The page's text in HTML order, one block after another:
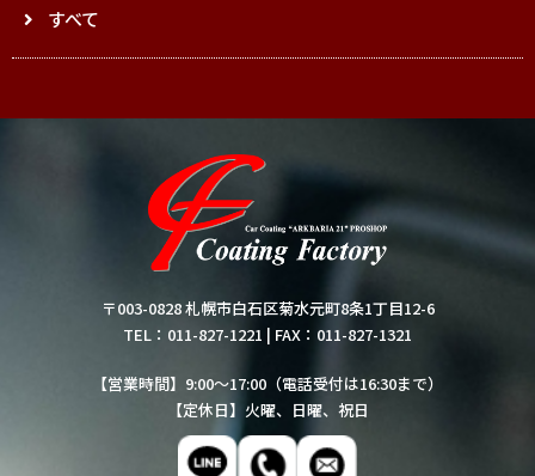
すべて
〒003-0828 札幌市白石区菊水元町8条1丁目12-6
TEL：011-827-1221 | FAX：011-827-1321
【営業時間】9:00～17:00（電話受付は16:30まで）
【定休日】火曜、日曜、祝日